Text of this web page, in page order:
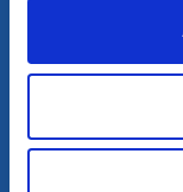
SOCIETÀ